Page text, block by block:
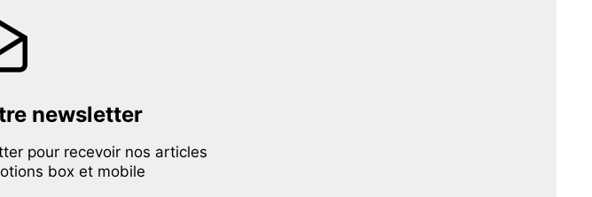
newsletter
pour recevoir nos articles
box et mobile